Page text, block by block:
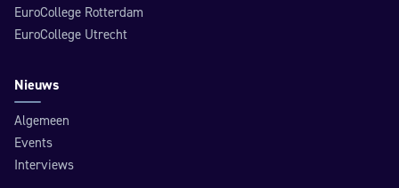
EuroCollege Rotterdam
EuroCollege Utrecht
Nieuws
Algemeen
Events
Interviews